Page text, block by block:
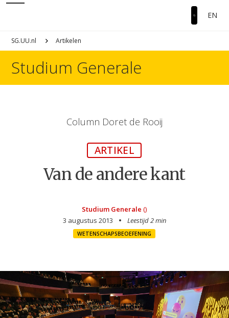
EN
SG.UU.nl Artikelen
Studium Generale
Column Doret de Rooij
ARTIKEL
Van de andere kant
Studium Generale ()
3 augustus 2013
Leestijd 2 min
WETENSCHAPSBEOEFENING